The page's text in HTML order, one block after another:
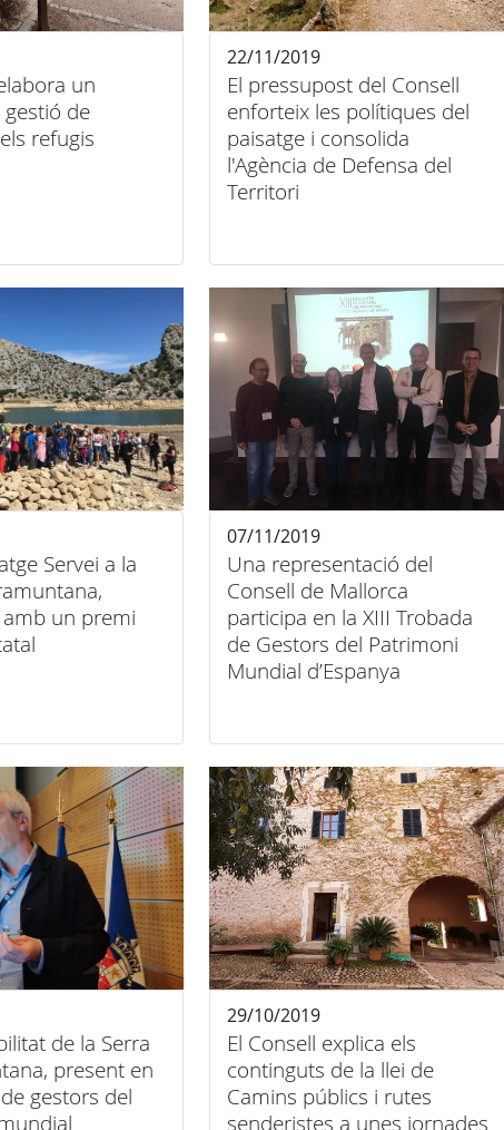
un
de
refugis
El pressupost del Consell
enforteix les polítiques del
paisatge i consolida
l'Agència de Defensa del
Territori
22/11/2019
Servei a la
un premi
Una representació del
Consell de Mallorca
participa en la XIII Trobada
de Gestors del Patrimoni
Mundial d’Espanya
07/11/2019
de la Serra
present en
gestors del
El Consell explica els
continguts de la llei de
Camins públics i rutes
senderistes a unes jornades
29/10/2019